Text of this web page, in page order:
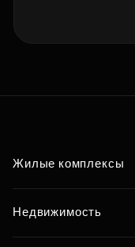
Жилые комплексы
Недвижимость